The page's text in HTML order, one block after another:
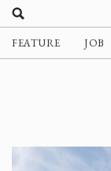
FEATURE JOB